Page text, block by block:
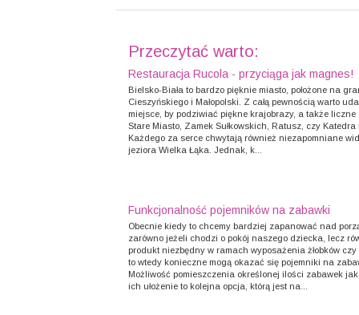
Przeczytać warto:
Restauracja Rucola - przyciąga jak magnes!
Bielsko-Biała to bardzo pięknie miasto, położone na
Cieszyńskiego i Małopolski. Z całą pewnością warto
miejsce, by podziwiać piękne krajobrazy, a także liczne
Stare Miasto, Zamek Sułkowskich, Ratusz, czy Katedra
Każdego za serce chwytają również niezapomniane
jeziora Wielka Łąka. Jednak, k...
Funkcjonalność pojemników na zabawki
Obecnie kiedy to chcemy bardziej zapanować nad
zarówno jeżeli chodzi o pokój naszego dziecka, lecz
produkt niezbędny w ramach wyposażenia żłobków
to wtedy konieczne mogą okazać się pojemniki na
Możliwość pomieszczenia określonej ilości zabawek
ich ułożenie to kolejna opcja, którą jest na...